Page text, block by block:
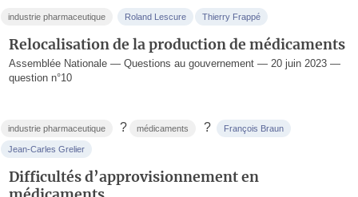
industrie pharmaceutique Roland Lescure Thierry Frappé
Relocalisation de la production de médicaments
Assemblée Nationale — Questions au gouvernement — 20 juin 2023 —
question n°10
industrie pharmaceutique ? médicaments ? François Braun
Jean-Carles Grelier
Difficultés d’approvisionnement en